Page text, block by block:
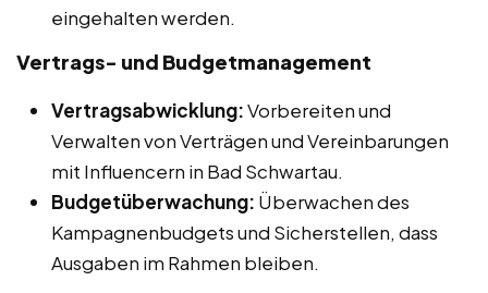
eingehalten werden.
Vertrags- und Budgetmanagement
Vertragsabwicklung:Vorbereiten und
Verwalten von Verträgen und Vereinbarungen
mit Influencern in Bad Schwartau.
Budgetüberwachung: Überwachen des
Kampagnenbudgets und Sicherstellen, dass
Ausgaben im Rahmen bleiben.